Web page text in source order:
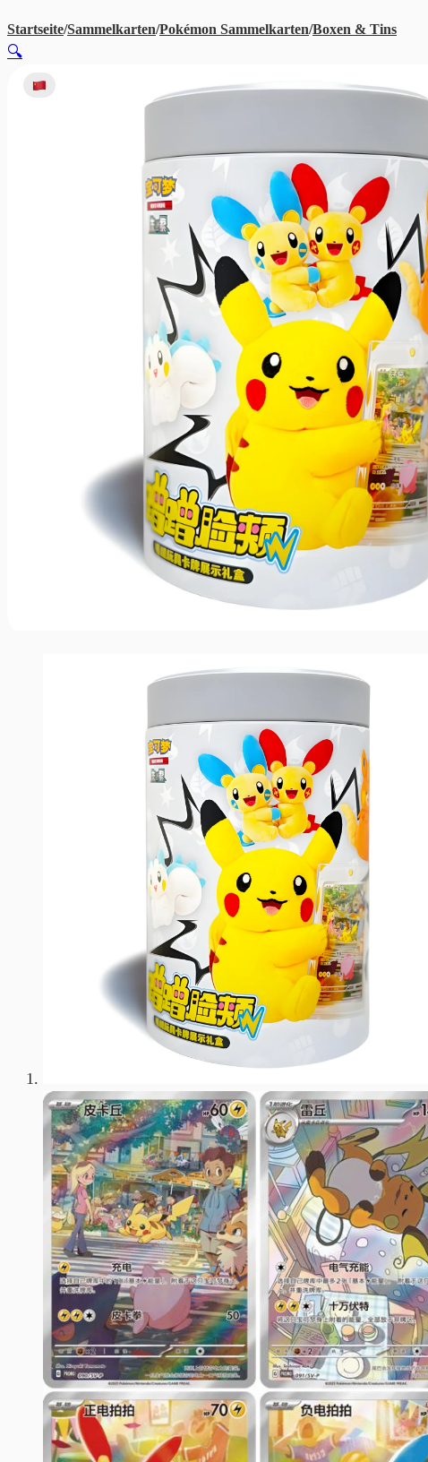
Startseite/Sammelkarten/Pokémon Sammelkarten/Boxen & Tins
🔍